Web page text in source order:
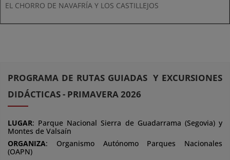
EL CHORRO DE NAVAFRÍA Y LOS CASTILLEJOS
PROGRAMA DE RUTAS GUIADAS Y EXCURSIONES
DIDÁCTICAS - PRIMAVERA 2026
LUGAR: Parque Nacional Sierra de Guadarrama (Segovia) y
Montes de Valsaín
ORGANIZA: Organismo Autónomo Parques Nacionales
(OAPN)